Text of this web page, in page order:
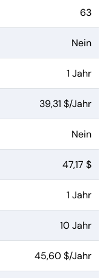
63
Nein
1 Jahr
39,31 $/Jahr
Nein
47,17 $
1 Jahr
10 Jahr
45,60 $/Jahr